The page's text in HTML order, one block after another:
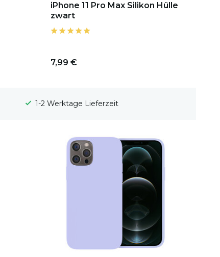
iPhone 11 Pro Max Silikon Hülle
zwart
7,99 €
100 Tage Widerrufsrecht